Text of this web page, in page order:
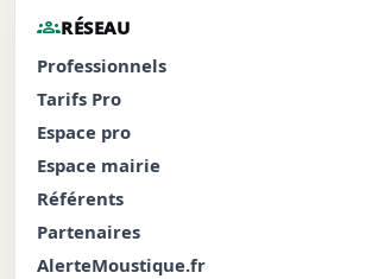
groupsRÉSEAU
Professionnels
Tarifs Pro
Espace pro
Espace mairie
Référents
Partenaires
AlerteMoustique.fr